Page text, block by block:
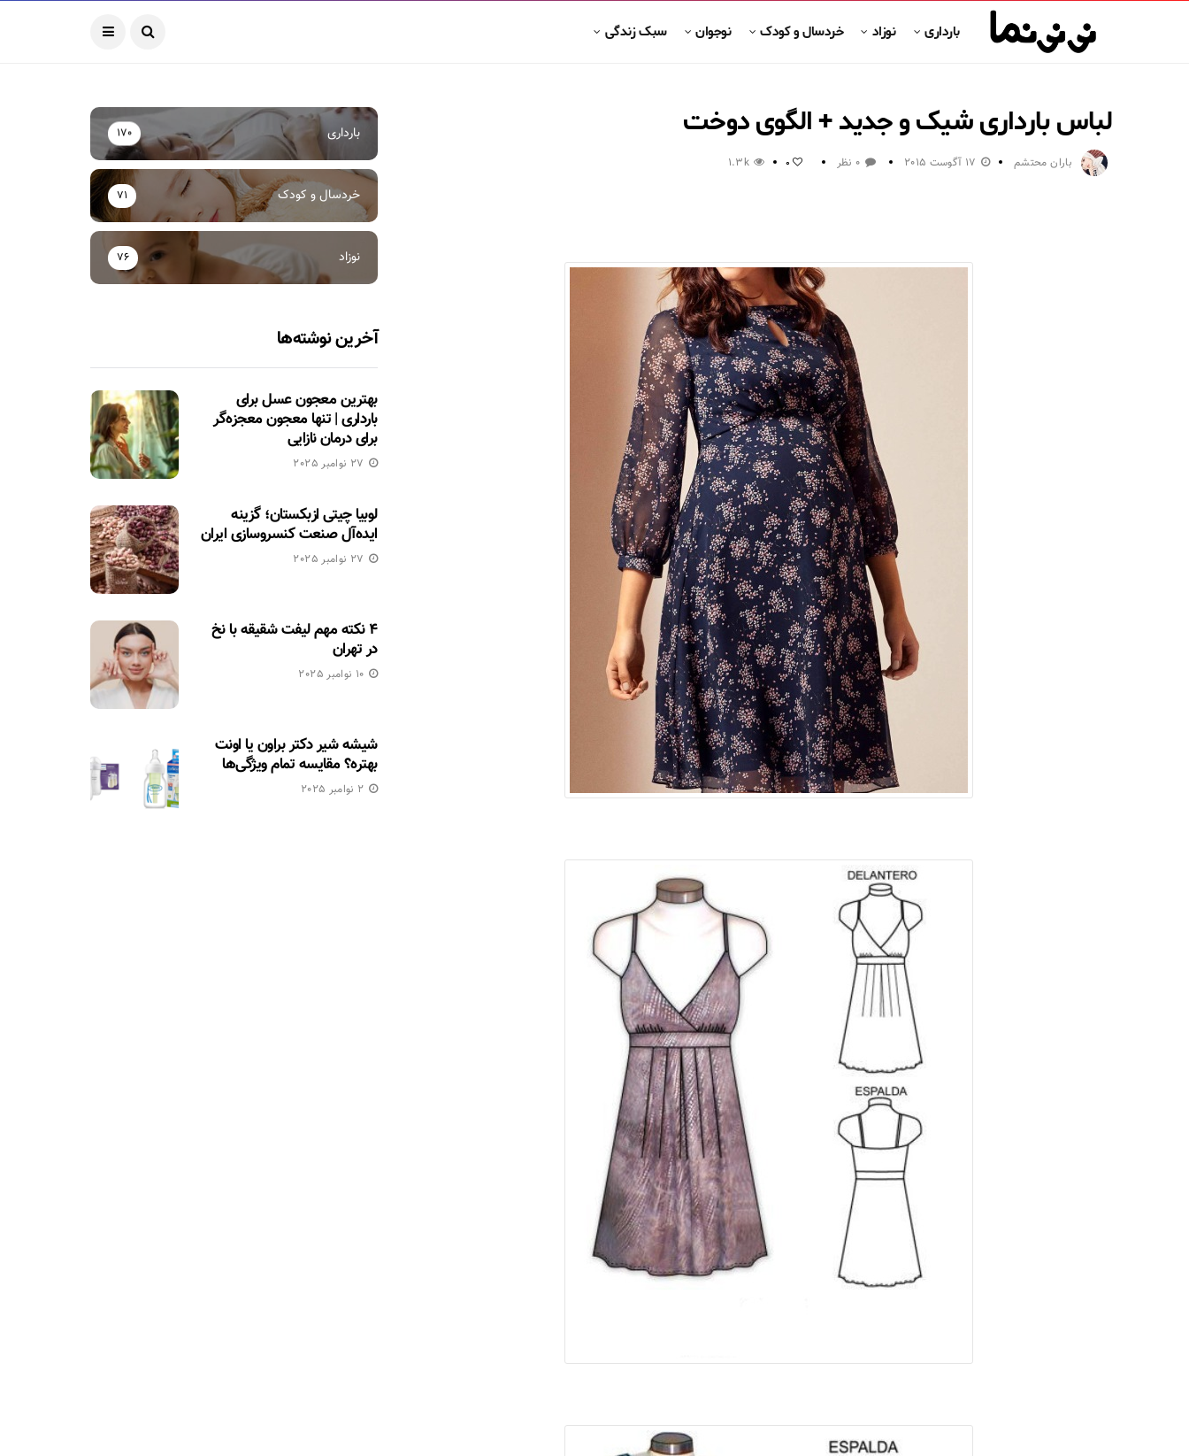
بارداری نوزاد خردسال و کودک نوجوان سبک زندگی
لباس بارداری شیک و جدید + الگوی دوخت
باران محتشم 17 آگوست 2015 0 نظر 0
1.3k
بارداری 170
خردسال و کودک 71
نوزاد 76
آخرین نوشته‌ها
بهترین معجون عسل برای
بارداری | تنها معجون معجزه‌گر
برای درمان نازایی
27 نوامبر 2025
لوبیا چیتی ازبکستان؛ گزینه
ایده‌آل صنعت کنسروسازی ایران
27 نوامبر 2025
۴ نکته مهم لیفت شقیقه با نخ
در تهران
10 نوامبر 2025
شیشه شیر دکتر براون یا اونت
بهتره؟ مقایسه تمام ویژگی‌ها
2 نوامبر 2025